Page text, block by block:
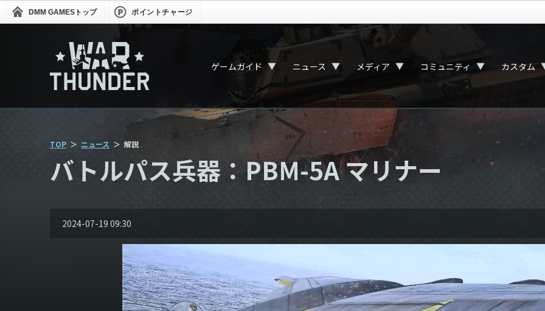
DMM GAMES トップ ポイントチャージ
ゲームガイド ▼ ニュース ▼ メディア ▼ コミュニティ ▼ カスタム
TOP ニュース 解説
バトルパス兵器：PBM-5A マリナー
2024-07-19 09:30